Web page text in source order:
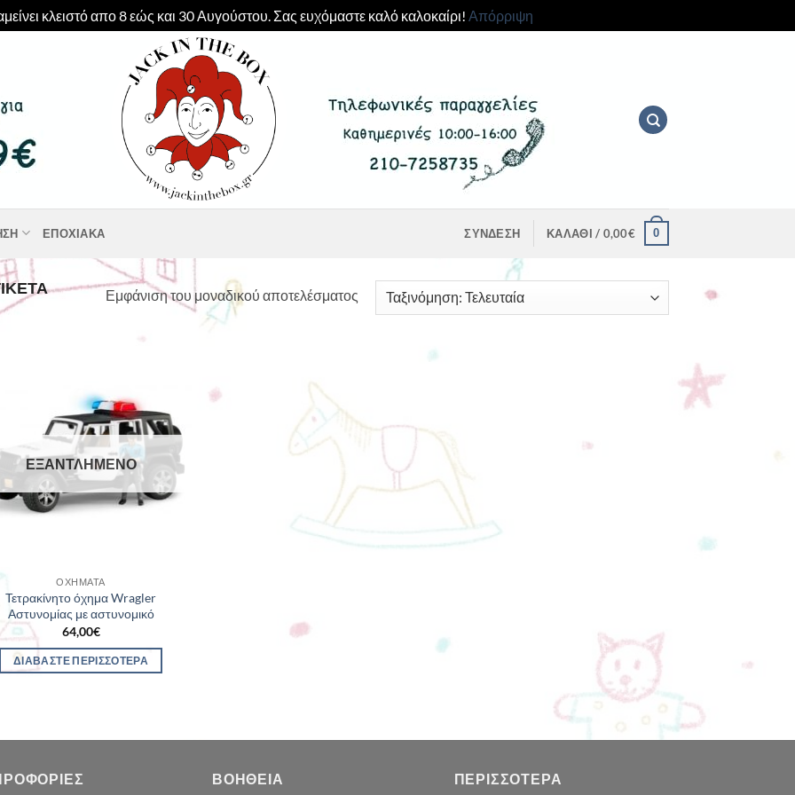
κλειστό απο 8 εώς και 30 Αυγούστου. Σας ευχόμαστε καλό καλοκαίρι! Απόρριψη
ΕΠΟΧΙΑΚΆ ΣΎΝΔΕΣΗ ΚΑΛΆΘΙ / 0,00€ 0
Εμφάνιση του μοναδικού αποτελέσματος
ΕΞΑΝΤΛΗΜΈΝΟ
ΟΧΉΜΑΤΑ
Τετρακίνητο όχημα Wragler
Αστυνομίας με αστυνομικό
64,00€
ΔΙΑΒΆΣΤΕ ΠΕΡΙΣΣΌΤΕΡΑ
ΒΟΉΘΕΙΑ ΠΕΡΙΣΣΌΤΕΡΑ